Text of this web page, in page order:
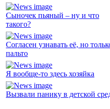
Сыночек пьяный – ну и что
такого?
Согласен узнавать её, но
пальто
Я вообще-то здесь хозяйка
Вызвали панику в детской